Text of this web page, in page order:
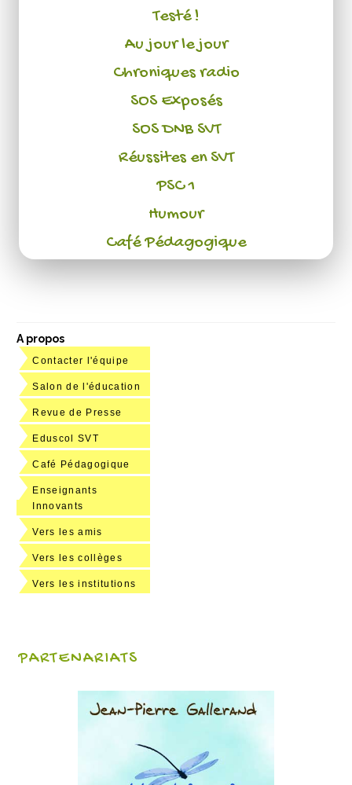
Testé !
Au jour le jour
Chroniques radio
SOS Exposés
SOS DNB SVT
Réussites en SVT
PSC 1
Humour
Café Pédagogique
A propos
Contacter l'équipe
Salon de l'éducation
Revue de Presse
Eduscol SVT
Café Pédagogique
Enseignants
Innovants
Vers les amis
Vers les collèges
Vers les institutions
PARTENARIATS